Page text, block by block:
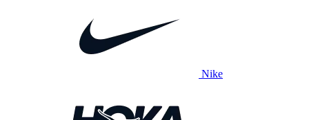
Nike